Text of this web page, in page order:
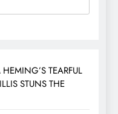
TEARFUL
STUNS THE